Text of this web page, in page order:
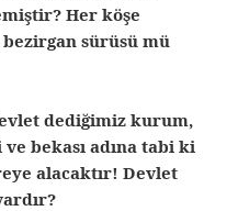
Her köşe
bezirgan sürüsü mü
dediğimiz kurum,
bekası adına tabi ki
alacaktır! Devlet